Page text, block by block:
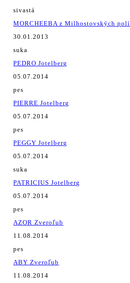
sivastá
MORCHEEBA z Milhostovských polí
30.01.2013
suka
PEDRO Jotelberg
05.07.2014
pes
PIERRE Jotelberg
05.07.2014
pes
PEGGY Jotelberg
05.07.2014
suka
PATRICIUS Jotelberg
05.07.2014
pes
AZOR Zveroľub
11.08.2014
pes
ABY Zveroľub
11.08.2014